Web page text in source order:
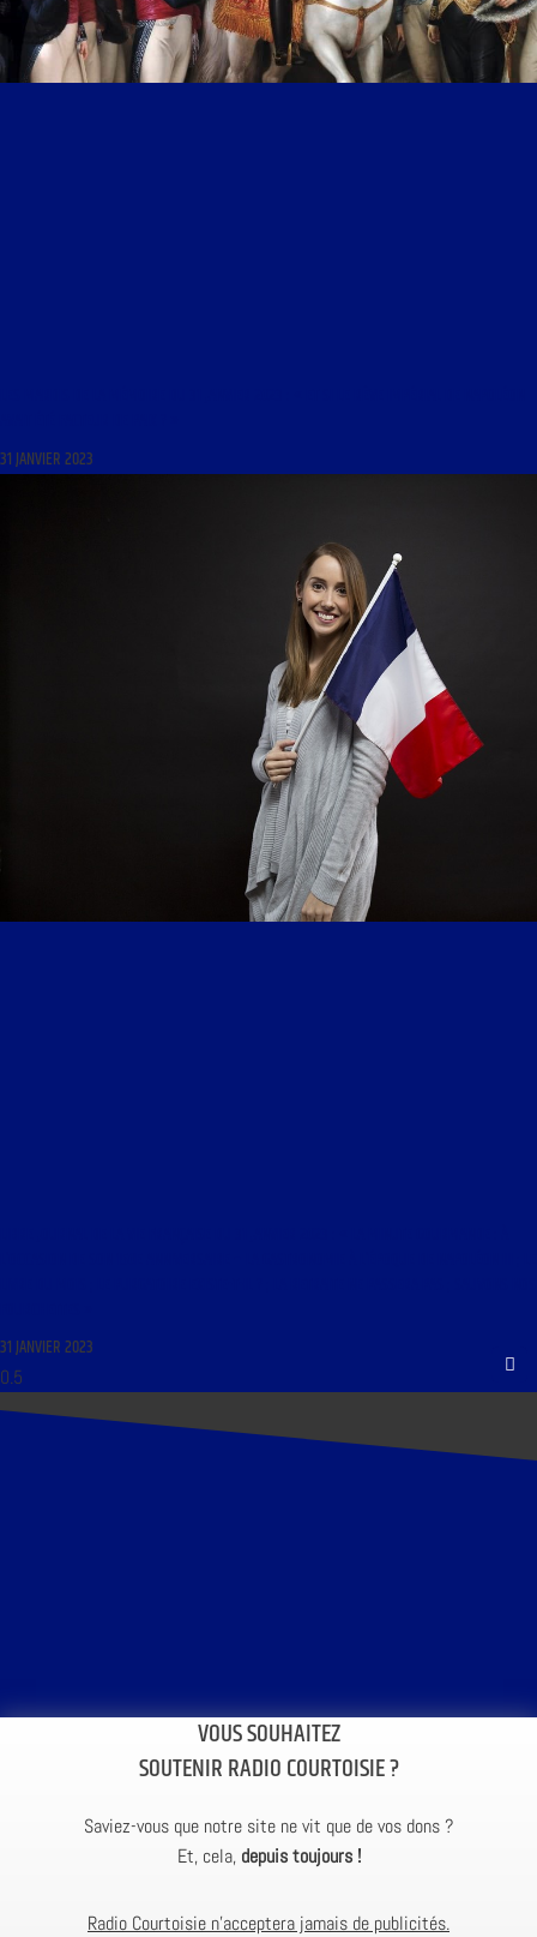
31 JANVIER 2023
31 JANVIER 2023
VOUS SOUHAITEZ
SOUTENIR RADIO COURTOISIE ?
Saviez-vous que notre site ne vit que de vos dons ?
Et, cela, depuis toujours !
Radio Courtoisie n’acceptera jamais de publicités.